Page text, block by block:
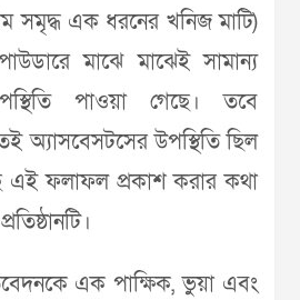
সমৃদ্ধ এক ধরনের খনিজ মাটি)
মাঝে মাঝেই সামান্য
পাওয়া গেছে। তবে
অ্যাসবেসটসের উপস্থিতি ছিল
এই ফলাফল প্রকাশ করার কথা
এক পাক্ষিক, ভুয়া এবং